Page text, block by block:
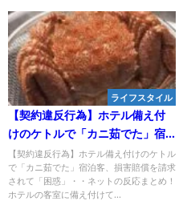
ライフスタイル
【契約違反行為】ホテル備え付
けのケトルで「カニ茹でた」宿
泊客、損害賠償を請求されて
「困惑」
【契約違反行為】ホテル備え付けのケトル
で「カニ茹でた」宿泊客、損害賠償を請求
されて「困惑」・・ネットの反応まとめ！
ホテルの客室に備え付けて...